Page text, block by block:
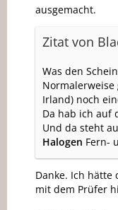
ausgemacht.
Zitat von
Was den
Normalerweise
Irland) noch
Da hab ich auf
Und da steht
Halogen Fern-
Danke. Ich hätte
mit dem Prüfer